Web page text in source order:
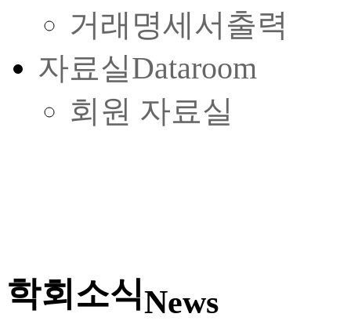
거래명세서출력
자료실Dataroom
회원 자료실
학회소식News